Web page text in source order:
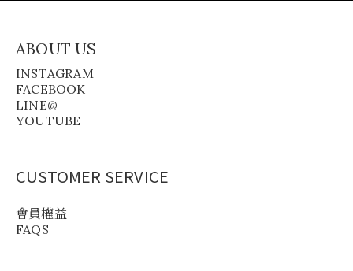
ABOUT US
INSTAGRAM
FACEBOOK
LINE@
YOUTUBE
CUSTOMER SERVICE
會員權益
FAQS